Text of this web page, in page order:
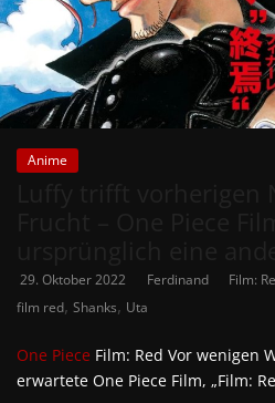
Anime
29. Oktober 2022 Ferdinand Film:
film red, Shanks, Uta
One Piece Film: Red Vor wenigen
erwartete One Piece Film, „Film: